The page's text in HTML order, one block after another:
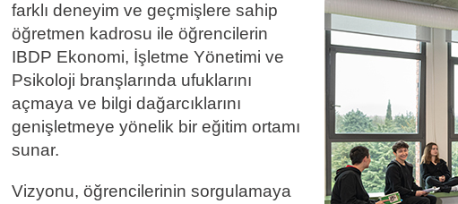
farklı deneyim ve geçmişlere sahip
öğretmen kadrosu ile öğrencilerin
IBDP Ekonomi, İşletme Yönetimi ve
Psikoloji branşlarında ufuklarını
açmaya ve bilgi dağarcıklarını
genişletmeye yönelik bir eğitim ortamı
sunar.
Vizyonu, öğrencilerinin sorgulamaya